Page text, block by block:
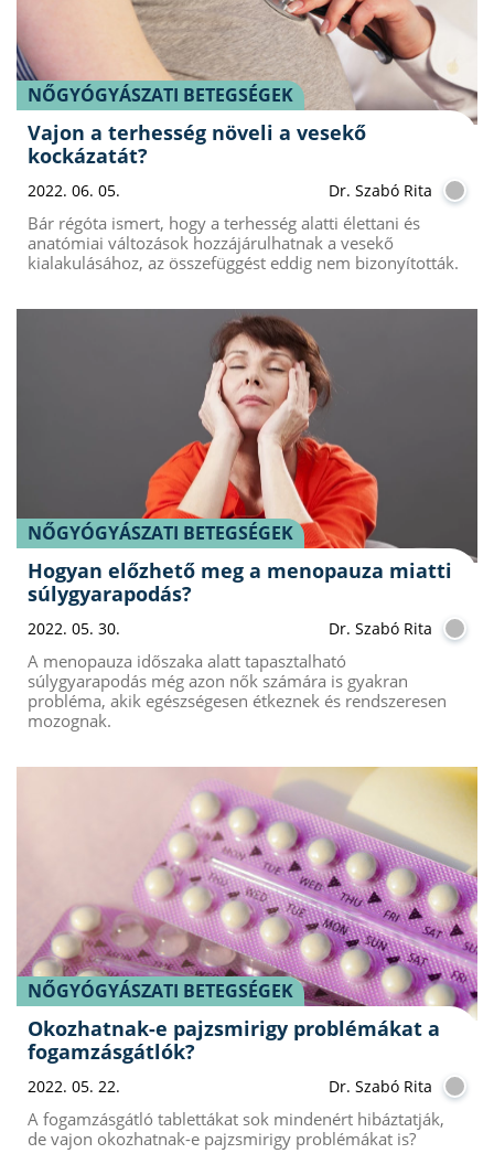
NŐGYÓGYÁSZATI BETEGSÉGEK
Vajon a terhesség növeli a vesekő
kockázatát?
2022. 06. 05. Dr. Szabó Rita
Bár régóta ismert, hogy a terhesség alatti élettani és
anatómiai változások hozzájárulhatnak a vesekő
kialakulásához, az összefüggést eddig nem bizonyították.
NŐGYÓGYÁSZATI BETEGSÉGEK
Hogyan előzhető meg a menopauza miatti
súlygyarapodás?
2022. 05. 30. Dr. Szabó Rita
A menopauza időszaka alatt tapasztalható
súlygyarapodás még azon nők számára is gyakran
probléma, akik egészségesen étkeznek és rendszeresen
mozognak.
NŐGYÓGYÁSZATI BETEGSÉGEK
Okozhatnak-e pajzsmirigy problémákat a
fogamzásgátlók?
2022. 05. 22. Dr. Szabó Rita
A fogamzásgátló tablettákat sok mindenért hibáztatják,
de vajon okozhatnak-e pajzsmirigy problémákat is?